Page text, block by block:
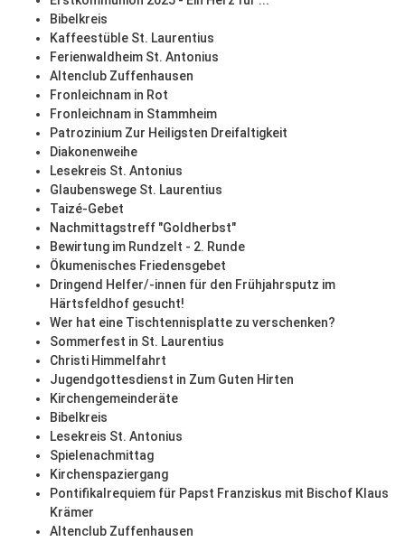
Bibelkreis
Kaffeestüble St. Laurentius
Ferienwaldheim St. Antonius
Altenclub Zuffenhausen
Fronleichnam in Rot
Fronleichnam in Stammheim
Patrozinium Zur Heiligsten Dreifaltigkeit
Diakonenweihe
Lesekreis St. Antonius
Glaubenswege St. Laurentius
Taizé-Gebet
Nachmittagstreff "Goldherbst"
Bewirtung im Rundzelt - 2. Runde
Ökumenisches Friedensgebet
Dringend Helfer/-innen für den Frühjahrsputz im
Härtsfeldhof gesucht!
Wer hat eine Tischtennisplatte zu verschenken?
Sommerfest in St. Laurentius
Christi Himmelfahrt
Jugendgottesdienst in Zum Guten Hirten
Kirchengemeinderäte
Bibelkreis
Lesekreis St. Antonius
Spielenachmittag
Kirchenspaziergang
Pontifikalrequiem für Papst Franziskus mit Bischof Klaus
Krämer
Altenclub Zuffenhausen